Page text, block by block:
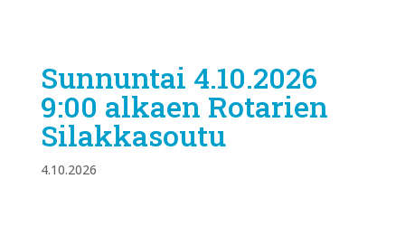
Sunnuntai 4.10.2026
9:00 alkaen Rotarien
Silakkasoutu
4.10.2026